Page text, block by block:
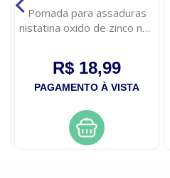
Pomada para assaduras
nistatina oxido de zinco neo
R$ 18,99
PAGAMENTO À VISTA